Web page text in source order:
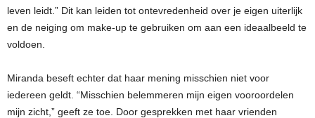
leven leidt.” Dit kan leiden tot ontevredenheid over je eigen uiterlijk
en de neiging om make-up te gebruiken om aan een ideaalbeeld te
voldoen.
Miranda beseft echter dat haar mening misschien niet voor
iedereen geldt. “Misschien belemmeren mijn eigen vooroordelen
mijn zicht,” geeft ze toe. Door gesprekken met haar vrienden